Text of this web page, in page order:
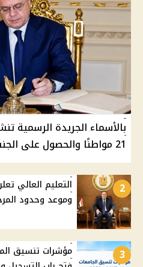
بالأسماء الجريدة الرسمية
21 مواطنًا والحصول على الجنسية الأجنبية
2
التعليم العالي
وموعد وحدود
3